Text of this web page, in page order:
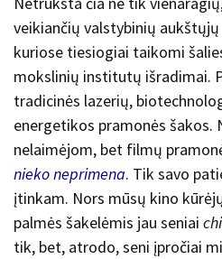
veikiančių valstybinių
kuriose tiesiogiai taikomi
mokslinių institutų išradimai.
tradicinės lazerių,
energetikos pramonės šakos.
nelaimėjom, bet filmų
nieko neprimena. Tik savo
įtinkam. Nors mūsų kino
palmės šakelėmis jau seniai
tik, bet, atrodo, seni įpročiai